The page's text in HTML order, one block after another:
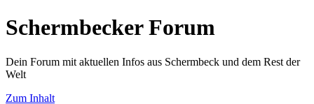
Schermbecker Forum
Dein Forum mit aktuellen Infos aus Schermbeck und dem Rest der
Welt
Zum Inhalt